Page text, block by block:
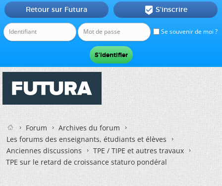
Se souvenir de moi ?
Retour sur Futura  S'inscrire
Forum
Archives du forum
Les forums des enseignants, étudiants et élèves
Anciennes discussions
TPE / TIPE et autres travaux
TPE sur le retard de croissance staturo pondéral